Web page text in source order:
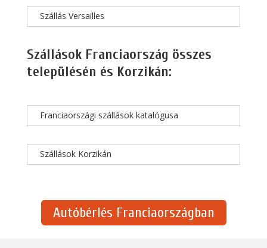
Szállás Versailles
Szállások Franciaország összes
településén és Korzikán:
Franciaországi szállások katalógusa
Szállások Korzikán
Autóbérlés Franciaországban